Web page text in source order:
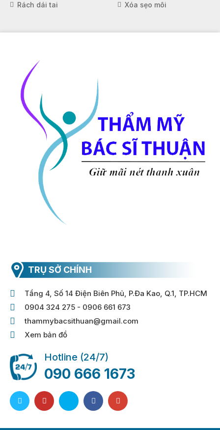
Rách dái tai Xóa sẹo môi
TRỤ SỞ CHÍNH
Tầng 4, Số 14 Điện Biên Phủ, P.Đa Kao, Q.1, TP.HCM
0904 324 275 - 0906 661 673
thammybacsithuan@gmail.com
Xem bản đồ
Hotline (24/7)
090 666 1673